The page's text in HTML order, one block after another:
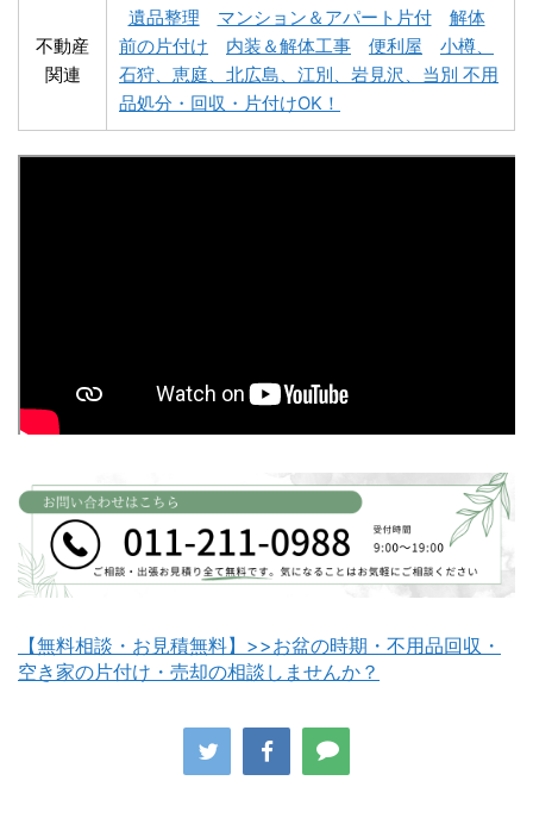
深川市不用品回収 夕張市不用品回収
白老町不用品回収 長万部町不用品回収
不動産
関連
遺品整理 マンション＆アパート片付
解体
前の片付け
内装＆解体工事 便利屋
小樽、
石狩、恵庭、北広島、江別、岩見沢、当別 不用
品処分・回収・片付けOK！
【無料相談・お見積無料】>>お盆の時期・不用品回収・
空き家の片付け・売却の相談しませんか？